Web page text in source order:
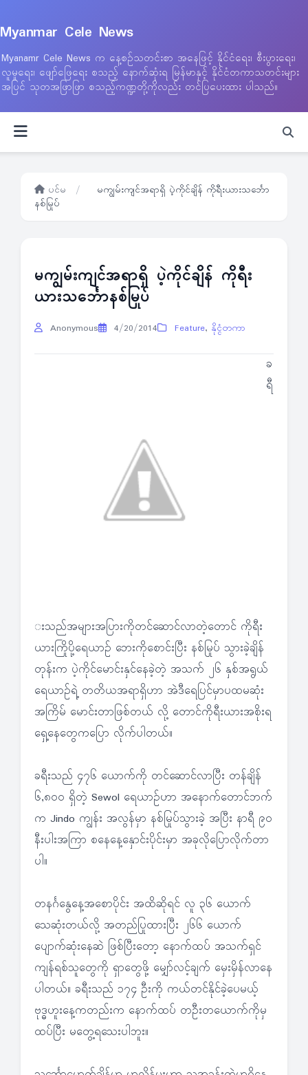
Myanmar Cele News
Myanamr Cele News က နေ့စဉ်သတင်းစာ အနေဖြင့် နိုင်ငံရေး၊ စီးပွားရေး၊
လူမှုရေး၊ ဖျော်ဖြေရေး စသည့် နောက်ဆုံးရ မြန်မာနှင့် နိုင်ငံတကာသတင်းများ
အပြင် သုတအဖြာဖြာ စသည့်ကဏ္ဍတို့ကိုလည်း တင်ပြပေးထား ပါသည်။
ပင်မ /
မကျွမ်းကျင်အရာရှိ ပဲ့ကိုင်ချိန် ကိုရီးယားသင်္ဘော
နစ်မြုပ်
မကျွမ်းကျင်အရာရှိ ပဲ့ကိုင်ချိန် ကိုရီး
ယားသင်္ဘောနစ်မြုပ်
Anonymous 4/20/2014 Feature, နိုင္ငံတကာ
ခ
ရီ
းသည်အများအပြားကိုတင်ဆောင်လာတဲ့တောင် ကိုရီး
ယားကြိုပို့ရေယာဉ် ဘေးကိုစောင်းပြီး နစ်မြုပ် သွားခဲ့ချိန်
တုန်းက ပဲ့ကိုင်မောင်းနှင်နေခဲ့တဲ့ အသက် ၂၆ နှစ်အရွယ်
ရေယာဉ်ရဲ့ တတိယအရာရှိဟာ အဲဒီရေပြင်မှာပထမဆုံး
အကြိမ် မောင်းတာဖြစ်တယ် လို့ တောင်ကိုရီးယားအစိုးရ
ရှေ့နေတွေကပြော လိုက်ပါတယ်။
ခရီးသည် ၄၇၆ ယောက်ကို တင်ဆောင်လာပြီး တန်ချိန်
၆,၈၀၀ ရှိတဲ့ Sewol ရေယာဉ်ဟာ အနောက်တောင်ဘက်
က Jindo ကျွန်း အလွန်မှာ နစ်မြုပ်သွားခဲ့ အပြီး နာရီ ၉၀
နီးပါးအကြာ စနေနေ့နှောင်းပိုင်းမှာ အခုလိုပြောလိုက်တာ
ပါ။
တနင်္ဂနွေနေ့အစောပိုင်း အထိဆိုရင် လူ ၃၆ ယောက်
သေဆုံးတယ်လို့ အတည်ပြုထားပြီး ၂၆၆ ယောက်
ပျောက်ဆုံးနေဆဲ ဖြစ်ပြီးတော့ နောက်ထပ် အသက်ရှင်
ကျန်ရစ်သူတွေကို ရှာတွေဖို့ မျှော်လင့်ချက် မှေးမှိန်လာနေ
ပါတယ်။ ခရီးသည် ၁၇၄ ဦးကို ကယ်တင်နိုင်ခဲ့ပေမယ့်
ဗုဒ္ဓဟူးနေ့ကတည်းက နောက်ထပ် တဦးတယောက်ကိုမှ
ထပ်ပြီး မတွေ့ရသေးပါဘူး။